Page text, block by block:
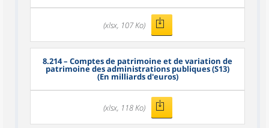
(xlsx, 107 Ko)
8.214– Comptes de patrimoine et de variation de
patrimoine des administrations publiques (S13)
(En milliards d'euros)
(xlsx, 118 Ko)